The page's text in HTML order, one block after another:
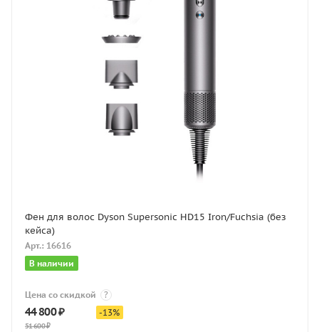
Фен для волос Dyson Supersonic HD15 Iron/Fuchsia (без
кейса)
Арт.: 16616
В наличии
Цена со скидкой ?
44 800₽
51 600₽
-13%